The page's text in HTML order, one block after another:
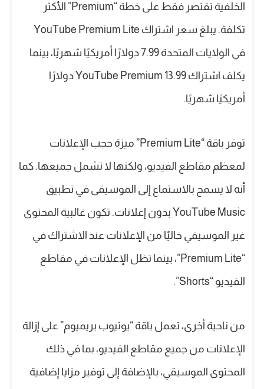
الخلفية تقتصر فقط على خطة “Premium” الأكثر
تكلفة. يبلغ سعر اشتراك YouTube Premium Lite
في الولايات المتحدة 7.99 دولارًا أمريكيًا شهريًا، بينما
يكلف اشتراك YouTube Premium 13.99 دولارًا
أمريكيًا شهريًا.
توفر باقة “Premium Lite” ميزة حجب الإعلانات
لمعظم مقاطع الفيديو، ولكنها لا تشمل جميعها. كما
أنه لا يسمح بالاستماع إلى الموسيقى في تطبيق
YouTube Music بدون إعلانات. تكون غالبية المحتوى
غير الموسيقي خاليًا من الإعلانات عند الاشتراك في
“Premium Lite”، بينما تظل الإعلانات في مقاطع
الفيديو “Shorts”.
من ناحية أخرى، تعمل باقة “يوتيوب بريميوم” على إزالة
الإعلانات من جميع مقاطع الفيديو، بما في ذلك
المحتوى الموسيقي، بالإضافة إلى توفير مزايا إضافية